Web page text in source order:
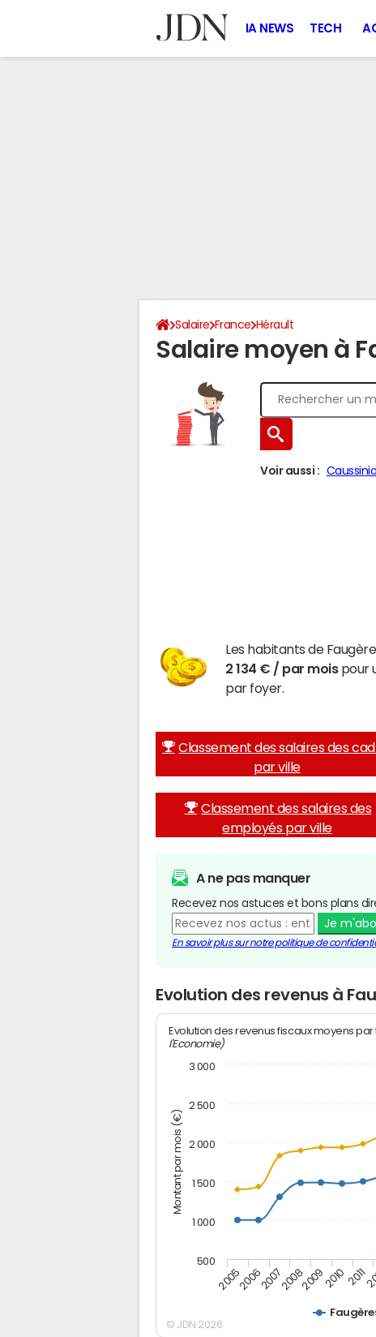
IA NEWS TECH
Salaire France Hérault
Salaire moyen à
Voir aussi :
Les habitants de
2 134 € / par moispour
par foyer.
Classement des salaires des
par ville
Classement des salaires des
employés par ville
A ne pas manquer
Recevez nos astuces et bons plans
Je
En savoir plus sur notre politique de
Evolution des revenus à
Montant par mois (€)
Evolution des revenus fiscaux moyens
l'Economie)
200520062007200820092010 2011
500
1 000
1 500
2 000
2 500
3 000
© JDN 2026